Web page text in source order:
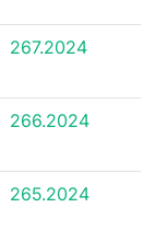
267.2024
266.2024
265.2024